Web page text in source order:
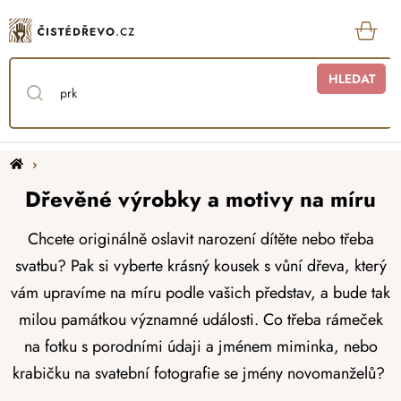
na
obsah
HLEDAT
Domů
Dřevěné výrobky a motivy na míru
Chcete originálně oslavit narození dítěte nebo třeba
svatbu? Pak si vyberte krásný kousek s vůní dřeva, který
vám upravíme na míru podle vašich představ, a bude tak
milou památkou významné události. Co třeba rámeček
na fotku s porodními údaji a jménem miminka, nebo
krabičku na svatební fotografie se jmény novomanželů?